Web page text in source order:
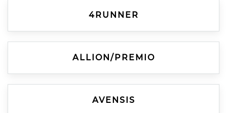
4RUNNER
ALLION/PREMIO
AVENSIS